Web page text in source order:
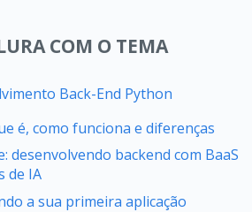
COM O TEMA
Back-End Python
é, como funciona e diferenças
desenvolvendo backend com BaaS
de IA
a sua primeira aplicação